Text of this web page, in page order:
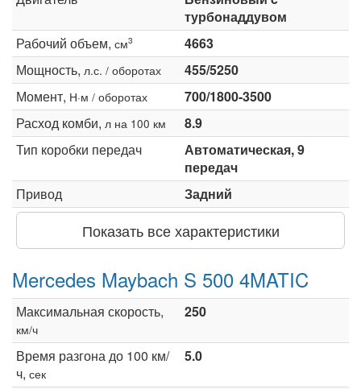
турбонаддувом
Рабочий объем, см3
4663
Мощность, л.с. / оборотах
455/5250
Момент, Н·м / оборотах
700/1800-3500
Расход комби, л на 100 км
8.9
Тип коробки передач
Автоматическая, 9
передач
Привод
Задний
Показать все характеристики
Mercedes Maybach S 500 4MATIC
Максимальная скорость,
км/ч
250
Время разгона до 100 км/
ч, сек
5.0